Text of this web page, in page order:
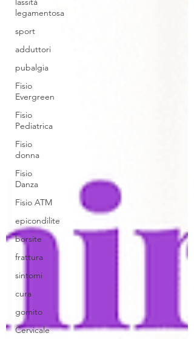
legamentosa
sport
adduttori
pubalgia
Fisio
Evergreen
Fisio
Pediatrica
Fisio
donna
Fisio
Danza
Fisio ATM
epicondilite
borsite
frattura
sintomi
cura
gomito
Cervicale